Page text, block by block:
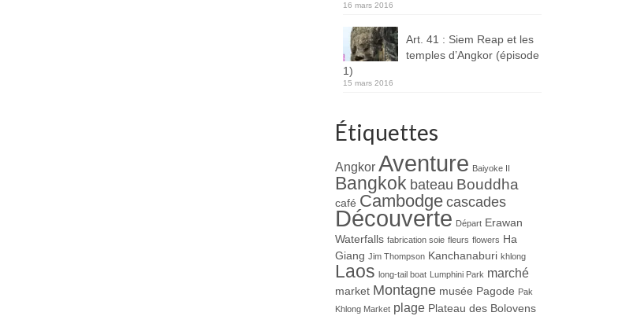
16 mars 2016
Art. 41 : Siem Reap et les
temples d’Angkor (épisode
1)
15 mars 2016
Étiquettes
Angkor Aventure Baiyoke II
Bangkok bateau Bouddha
café Cambodge cascades
Découverte Départ Erawan
Waterfalls fabrication soie fleurs flowers Ha
Giang Jim Thompson Kanchanaburi khlong
Laos long-tail boat Lumphini Park marché
market Montagne musée Pagode Pak
Khlong Market plage Plateau des Bolovens